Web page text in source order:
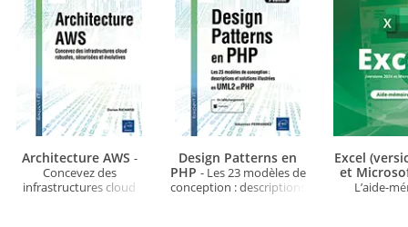
Architecture AWS -
Concevez des
infrastructures cloud
Design Patterns en
PHP - Les 23 modèles de
conception : descriptions
Excel
et
L’aide-